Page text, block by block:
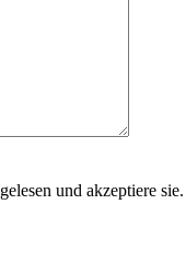
gelesen und akzeptiere sie.